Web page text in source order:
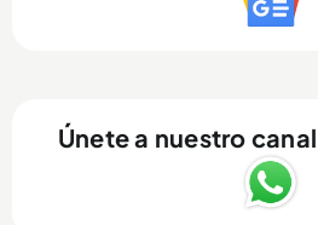
Únete a nuestro